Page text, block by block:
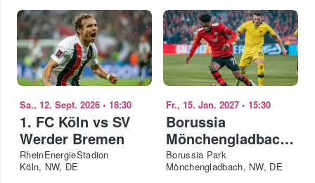
Sa., 12. Sept. 2026 • 18:30
1. FC Köln vs SV
Werder Bremen
RheinEnergieStadion
Köln, NW, DE
Fr., 15. Jan. 2027 • 15:30
Borussia
Mönchengladbach
vs 1. FC Union
Berlin
Borussia Park
Mönchengladbach, NW, DE